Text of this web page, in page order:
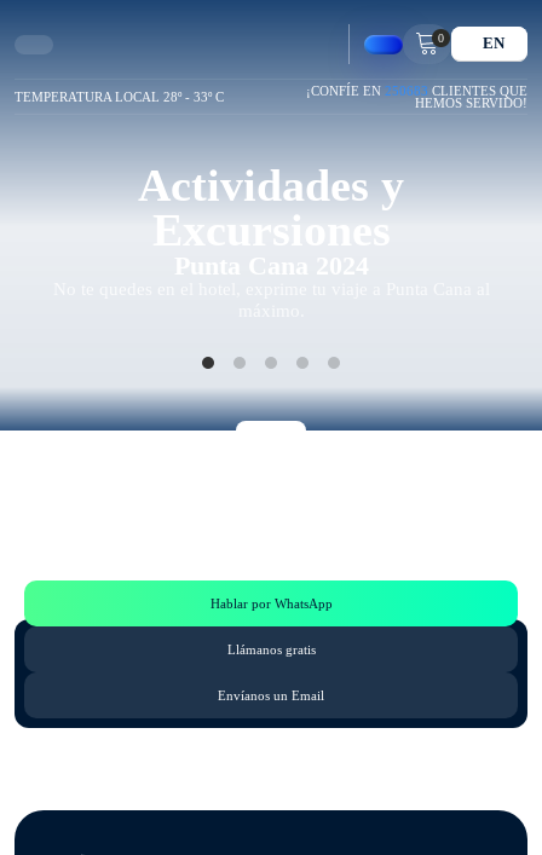
0 EN
TEMPERATURA LOCAL 28º - 33º C ¡CONFÍE EN 250683 CLIENTES QUE
HEMOS SERVIDO!
Actividades y
Excursiones
Hablar por WhatsApp
Llámanos gratis
Envíanos un Email